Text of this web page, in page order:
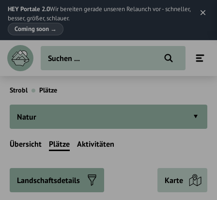
HEY Portale 2.0Wir bereiten gerade unseren Relaunch vor - schneller,
besser, größer, schlauer.
Coming soon →
Strobl Plätze
Natur
Übersicht Plätze Aktivitäten
Landschaftsdetails Karte